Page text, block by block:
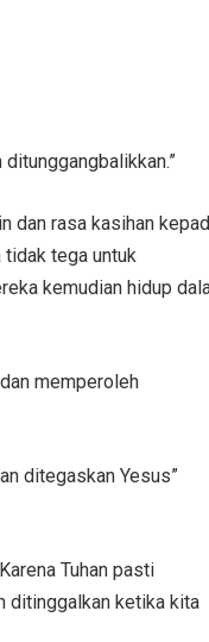
dan rasa kasihan
tidak tega untuk
kemudian hidup
memperoleh
ditegaskan Yesus”
Tuhan pasti
ditinggalkan ketika kita